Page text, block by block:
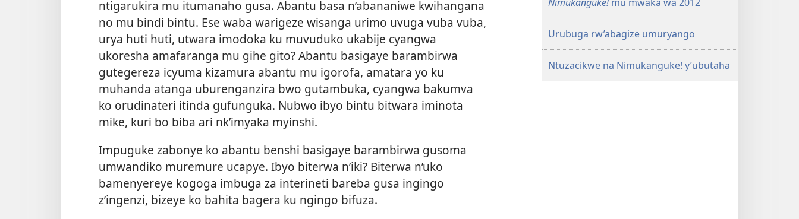
ntigarukira mu itumanaho gusa. Abantu basa n’abananiwe kwihangana
no mu bindi bintu. Ese waba warigeze wisanga urimo uvuga vuba vuba,
urya huti huti, utwara imodoka ku muvuduko ukabije cyangwa
ukoresha amafaranga mu gihe gito? Abantu basigaye barambirwa
gutegereza icyuma kizamura abantu mu igorofa, amatara yo ku
muhanda atanga uburenganzira bwo gutambuka, cyangwa bakumva
ko orudinateri itinda gufunguka. Nubwo ibyo bintu bitwara iminota
mike, kuri bo biba ari nk’imyaka myinshi.
Impuguke zabonye ko abantu benshi basigaye barambirwa gusoma
umwandiko muremure ucapye. Ibyo biterwa n’iki? Biterwa n’uko
bamenyereye kogoga imbuga za interineti bareba gusa ingingo
z’ingenzi, bizeye ko bahita bagera ku ngingo bifuza.
Urubuga rw’abagize umuryango
Ntuzacikwe na Nimukanguke! y’ubutaha